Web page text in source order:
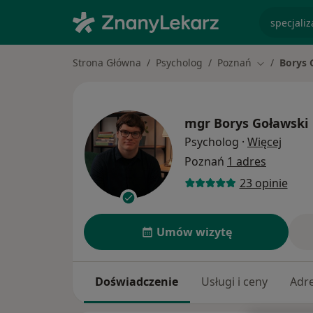
Strona Główna Psycholog Poznań ZmieńBorys
mgr Borys Goławski
Psycholog · Więcej
Poznań 1 adres
23 opinie
Umów wizytę
Doświadczenie Usługi i ceny